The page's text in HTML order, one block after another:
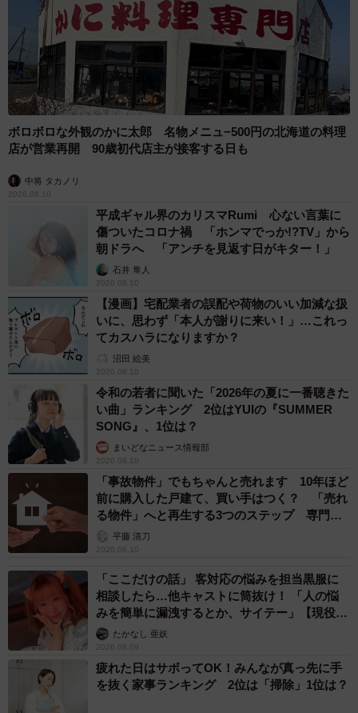
ボロボロな外観のかに太郎 名物メニュ−500円の北海道の料理
店が営業再開 90歳初代店主が接客する日も
中将 タカノリ
2026.08.10
平成ギャル界のカリスマRumi 心ない言葉に
傷ついたコロナ禍 「ホンマでっか!?TV」から
朝ドラへ 「アンチを見返す日がキター！」
石井 隼人
2026.08.10
【漫画】宅配業者の誤配や荷物のいい加減な扱
いに、思わず「本人が謝りに来い！」…これっ
てカスハラになりますか？
沼田 絵美
2026.08.10
令和の若者に聞いた「2026年の夏に一番聴きた
い曲」ランキング 2位はYUIの『SUMMER
SONG』、1位は？
まいどなニュース情報部
2026.08.10
「事故物件」でもちゃんと売れます 10年ほど
前に購入した戸建て、買い手はつく？ 「売れ
る物件」へと再生する3つのステップ 専門家
が解説平藤 清刀
2026.08.10
「ここだけの話」 客対応の悩みを担当黒服に
相談したら…他キャストに筒抜け！ 「人の悩
みを簡単に漏洩するとか、サイテー」【現役キ
ャストに取材】
たかなし 亜妖
2026.08.09
疲れた日はサボってOK！みんなが真っ先に手
を抜く家事ランキング 2位は「掃除」1位は？